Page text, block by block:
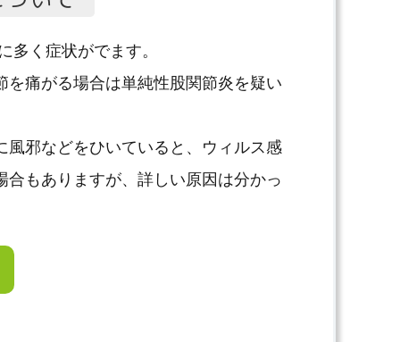
多く症状がでます。
を痛がる場合は単純性股関節炎を疑い
風邪などをひいていると、ウィルス感
合もありますが、詳しい原因は分かっ